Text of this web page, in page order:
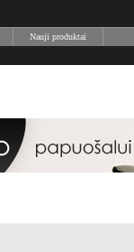
Nauji produktai